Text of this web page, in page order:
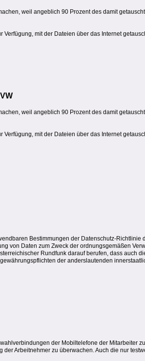
weil angeblich 90 Prozent des damit
mit der Dateien über das Internet
weil angeblich 90 Prozent des damit
mit der Dateien über das Internet
Bestimmungen der Datenschutz-Richtlinie
von Daten zum Zweck der ordnungsgemäßen
Rundfunk darauf berufen, dass auch
der anderslautenden
der Mobiltelefone der Mitarbeiter zu
Arbeitnehmer zu überwachen. Auch die nur